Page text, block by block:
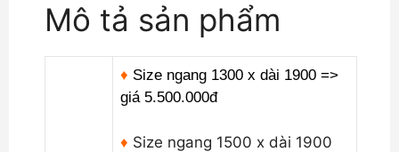
Mô tả sản phẩm
♦ Size ngang 1300 x dài 1900 =>
giá 5.500.000đ
♦ Size ngang 1500 x dài 1900